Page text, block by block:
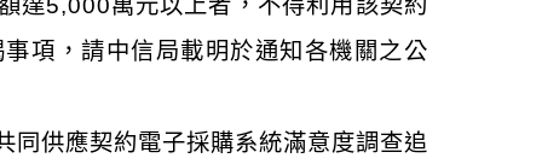
項，請中信局載明於通知各機關之公
同供應契約電子採購系統滿意度調查追